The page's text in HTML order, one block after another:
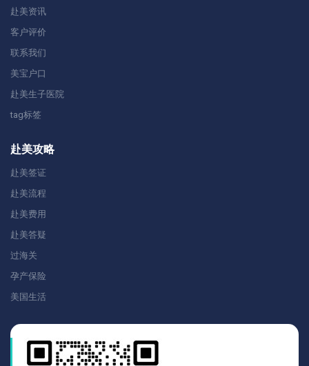
赴美资讯
客户评价
联系我们
美宝户口
赴美生子医院
tag标签
赴美攻略
赴美签证
赴美流程
赴美费用
赴美答疑
过海关
孕产保险
美国生活